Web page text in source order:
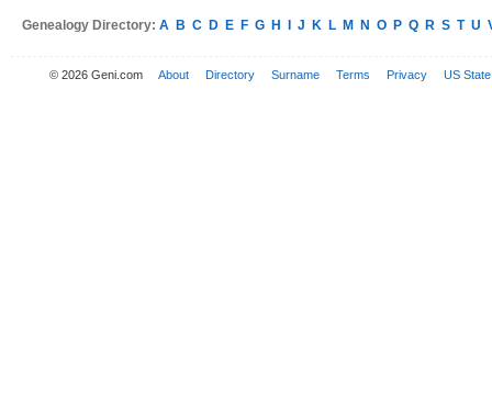
Genealogy Directory: A B C D E F G H J K L M N O P Q R S T U
© 2026 Geni.com About Directory Surname Terms Privacy US